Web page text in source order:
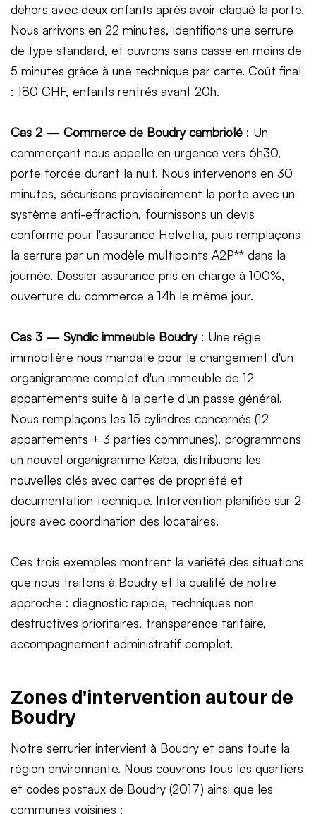
dehors avec deux enfants après avoir claqué la porte.
Nous arrivons en 22 minutes, identifions une serrure
de type standard, et ouvrons sans casse en moins de
5 minutes grâce à une technique par carte. Coût final
: 180 CHF, enfants rentrés avant 20h.
Cas 2 — Commerce de Boudry cambriolé : Un
commerçant nous appelle en urgence vers 6h30,
porte forcée durant la nuit. Nous intervenons en 30
minutes, sécurisons provisoirement la porte avec un
système anti-effraction, fournissons un devis
conforme pour l'assurance Helvetia, puis remplaçons
la serrure par un modèle multipoints A2P** dans la
journée. Dossier assurance pris en charge à 100%,
ouverture du commerce à 14h le même jour.
Cas 3 — Syndic immeuble Boudry: Une régie
immobilière nous mandate pour le changement d'un
organigramme complet d'un immeuble de 12
appartements suite à la perte d'un passe général.
Nous remplaçons les 15 cylindres concernés (12
appartements + 3 parties communes), programmons
un nouvel organigramme Kaba, distribuons les
nouvelles clés avec cartes de propriété et
documentation technique. Intervention planifiée sur 2
jours avec coordination des locataires.
Ces trois exemples montrent la variété des situations
que nous traitons à Boudry et la qualité de notre
approche : diagnostic rapide, techniques non
destructives prioritaires, transparence tarifaire,
accompagnement administratif complet.
Zones d'intervention autour de
Boudry
Notre serrurier intervient à Boudry et dans toute la
région environnante. Nous couvrons tous les quartiers
et codes postaux de Boudry (2017) ainsi que les
communes voisines :